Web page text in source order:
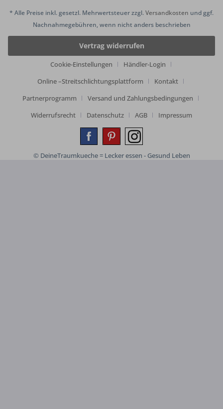
* Alle Preise inkl. gesetzl. Mehrwertsteuer zzgl.Versandkosten und ggf.
Nachnahmegebühren, wenn nicht anders beschrieben
Vertrag widerrufen
Cookie-Einstellungen
Händler-Login
Online –Streitschlichtungsplattform
Kontakt
Partnerprogramm
Versand und Zahlungsbedingungen
Widerrufsrecht
Datenschutz AGB Impressum
© DeineTraumkueche = Lecker essen - Gesund Leben